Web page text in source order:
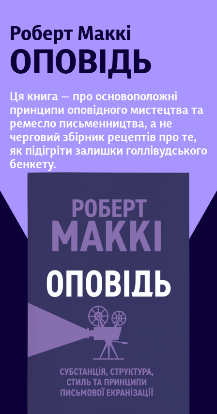
Роберт Маккі
ОПОВІДЬ
Ця книга — про основоположні
принципи оповідного мистецтва та
ремесло письменництва, а не
черговий збірник рецептів про те,
як підігріти залишки голлівудського
бенкету.